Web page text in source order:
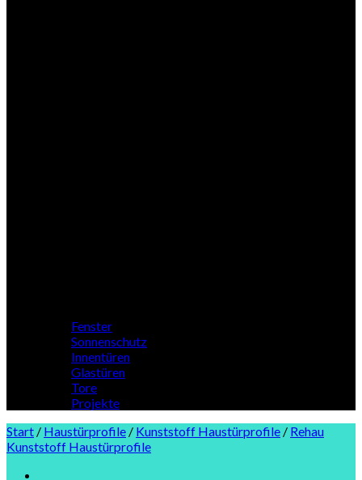
Fenster
Sonnenschutz
Innentüren
Glastüren
Tore
Projekte
Start / Haustürprofile / Kunststoff Haustürprofile / Rehau
Kunststoff Haustürprofile